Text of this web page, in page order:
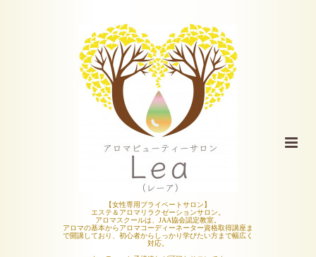
【女性専用プライベートサロン】
エステ＆アロマリラクゼーションサロン。
アロマスクールは、JAA協会認定教室。
アロマの基本からアロマコーディーネーター資格取得講座ま
で開講しており、初心者からしっかり学びたい方まで幅広く
対応。